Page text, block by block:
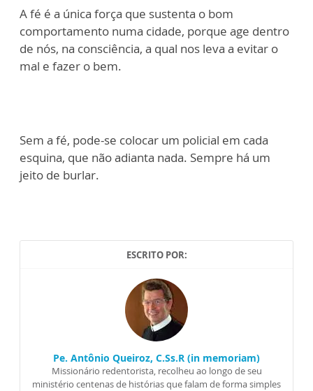
A fé é a única força que sustenta o bom
comportamento numa cidade, porque age dentro
de nós, na consciência, a qual nos leva a evitar o
mal e fazer o bem.
Sem a fé, pode-se colocar um policial em cada
esquina, que não adianta nada. Sempre há um
jeito de burlar.
ESCRITO POR:
Pe. Antônio Queiroz, C.Ss.R (in memoriam)
Missionário redentorista, recolheu ao longo de seu
ministério centenas de histórias que falam de forma simples